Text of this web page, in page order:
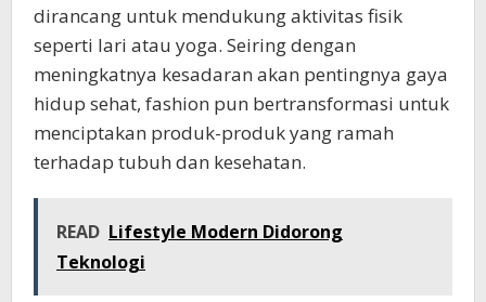
dirancang untuk mendukung aktivitas fisik
seperti lari atau yoga. Seiring dengan
meningkatnya kesadaran akan pentingnya gaya
hidup sehat, fashion pun bertransformasi untuk
menciptakan produk-produk yang ramah
terhadap tubuh dan kesehatan.
READ Lifestyle Modern Didorong
Teknologi